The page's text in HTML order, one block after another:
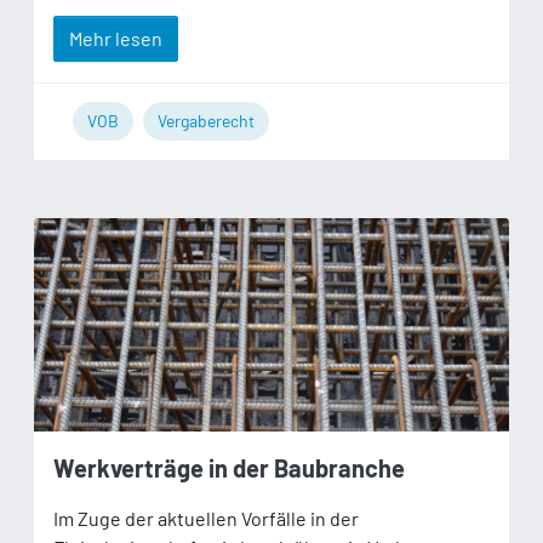
Mehr lesen
VOB Vergaberecht
Werkverträge in der Baubranche
Im Zuge der aktuellen Vorfälle in der